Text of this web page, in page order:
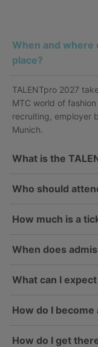
When and where
place?
TALENTpro 2027
MTC world of
recruiting, employer
Munich.
What is the
Who should
How much is a
When does
What can I
How do I
How do I get